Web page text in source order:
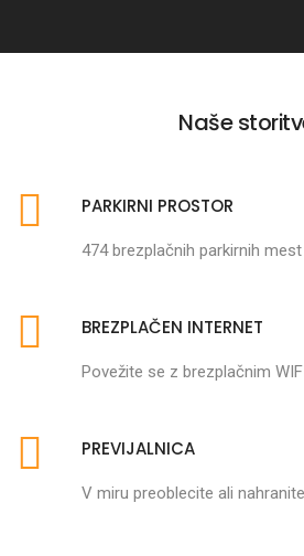
Naše
PARKIRNI PROSTOR
474 brezplačnih parkirnih mest
BREZPLAČEN INTERNET
Povežite se z brezplačnim
PREVIJALNICA
V miru preoblecite ali